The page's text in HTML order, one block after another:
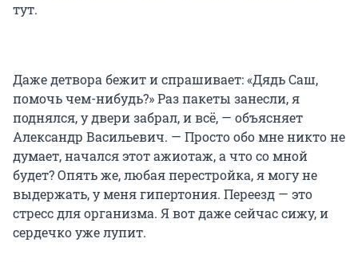
тут.
Даже детвора бежит и спрашивает: «Дядь Саш,
помочь чем-нибудь?» Раз пакеты занесли, я
поднялся, у двери забрал, и всё, — объясняет
Александр Васильевич. — Просто обо мне никто не
думает, начался этот ажиотаж, а что со мной
будет? Опять же, любая перестройка, я могу не
выдержать, у меня гипертония. Переезд — это
стресс для организма. Я вот даже сейчас сижу, и
сердечко уже лупит.